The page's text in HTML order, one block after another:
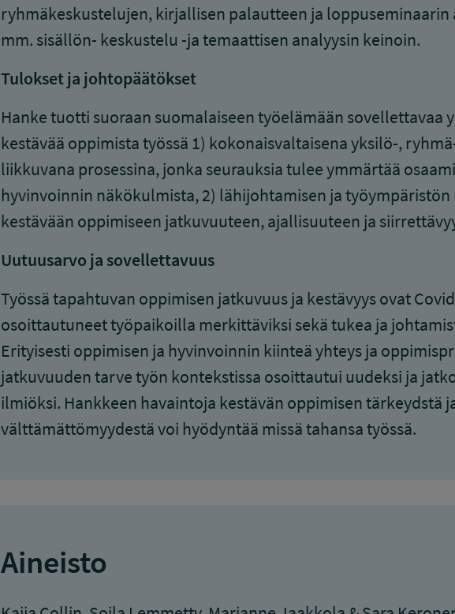
ryhmäkeskustelujen, kirjallisen palautteen ja
mm. sisällön- keskustelu -ja temaattisen analyysin keinoin.
Tulokset ja johtopäätökset
Hanke tuotti suoraan suomalaiseen työelämään sovellettavaa
kestävää oppimista työssä 1) kokonaisvaltaisena yksilö-,
liikkuvana prosessina, jonka seurauksia tulee ymmärtää
hyvinvoinnin näkökulmista, 2) lähijohtamisen ja
kestävään oppimiseen jatkuvuuteen, ajallisuuteen ja
Uutuusarvo ja sovellettavuus
Työssä tapahtuvan oppimisen jatkuvuus ja kestävyys ovat
osoittautuneet työpaikoilla merkittäviksi sekä tukea ja
Erityisesti oppimisen ja hyvinvoinnin kiinteä yhteys ja
jatkuvuuden tarve työn kontekstissa osoittautui uudeksi ja
ilmiöksi. Hankkeen havaintoja kestävän oppimisen tärkeydstä
välttämättömyydestä voi hyödyntää missä tahansa työssä.
Aineisto